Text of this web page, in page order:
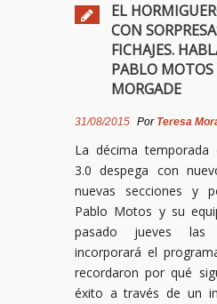
EL
CON
FICHAJES.
PABLO MOTOS
MORGADE
31/08/2015 Por Teresa
La décima temporada
3.0 despega con
nuevas secciones y
Pablo Motos y su
pasado jueves las
incorporará el
recordaron por qué
éxito a través de un